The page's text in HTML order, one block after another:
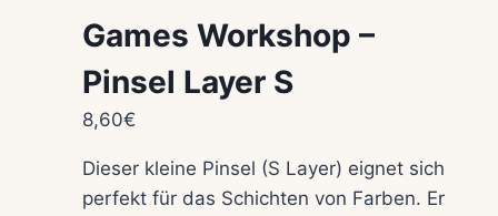
Games Workshop –
Pinsel Layer S
8,60€
Dieser kleine Pinsel (S Layer) eignet sich
perfekt für das Schichten von Farben. Er